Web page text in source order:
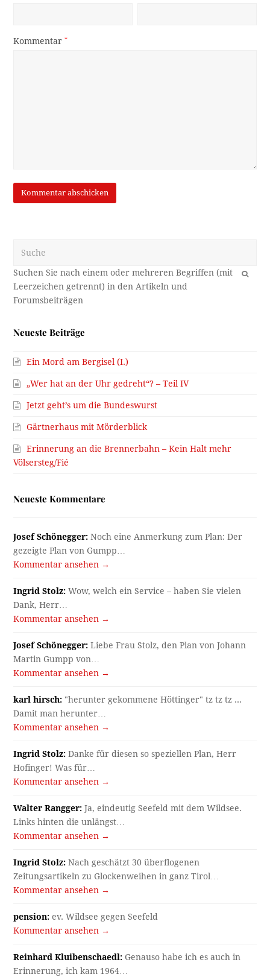
Kommentar*
OK
Neueste Beiträge
Ein Mord am Bergisel (I.)
„Wer hat an der Uhr gedreht“? – Teil IV
Jetzt geht’s um die Bundeswurst
Gärtnerhaus mit Mörderblick
Erinnerung an die Brennerbahn – Kein Halt mehr
Völsersteg/Fié
Neueste Kommentare
Josef Schönegger: Noch eine Anmerkung zum Plan: Der
gezeigte Plan von Gumpp…
Kommentar ansehen →
Ingrid Stolz: Wow, welch ein Service – haben Sie vielen
Dank, Herr…
Kommentar ansehen →
Josef Schönegger: Liebe Frau Stolz, den Plan von Johann
Martin Gumpp von…
Kommentar ansehen →
karl hirsch: "herunter gekommene Höttinger" tz tz tz ...
Damit man herunter…
Kommentar ansehen →
Ingrid Stolz: Danke für diesen so speziellen Plan, Herr
Hofinger! Was für…
Kommentar ansehen →
Walter Rangger: Ja, eindeutig Seefeld mit dem Wildsee.
Links hinten die unlängst…
Kommentar ansehen →
Ingrid Stolz: Nach geschätzt 30 überflogenen
Zeitungsartikeln zu Glockenweihen in ganz Tirol…
Kommentar ansehen →
pension: ev. Wildsee gegen Seefeld
Kommentar ansehen →
Reinhard Kluibenschaedl: Genauso habe ich es auch in
Erinnerung, ich kam 1964…